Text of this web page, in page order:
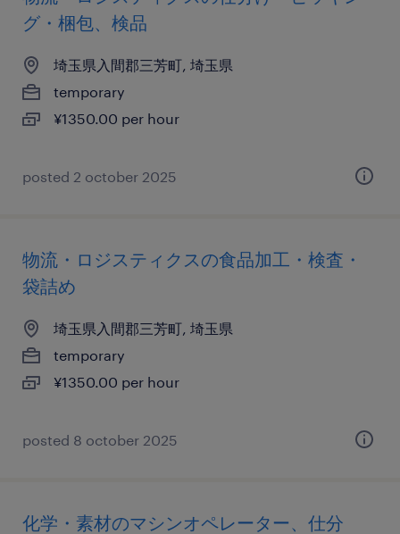
グ・梱包、検品
埼玉県入間郡三芳町, 埼玉県
temporary
¥1350.00 per hour
posted 2 october 2025
物流・ロジスティクスの食品加工・検査・
袋詰め
埼玉県入間郡三芳町, 埼玉県
temporary
¥1350.00 per hour
posted 8 october 2025
化学・素材のマシンオペレーター、仕分